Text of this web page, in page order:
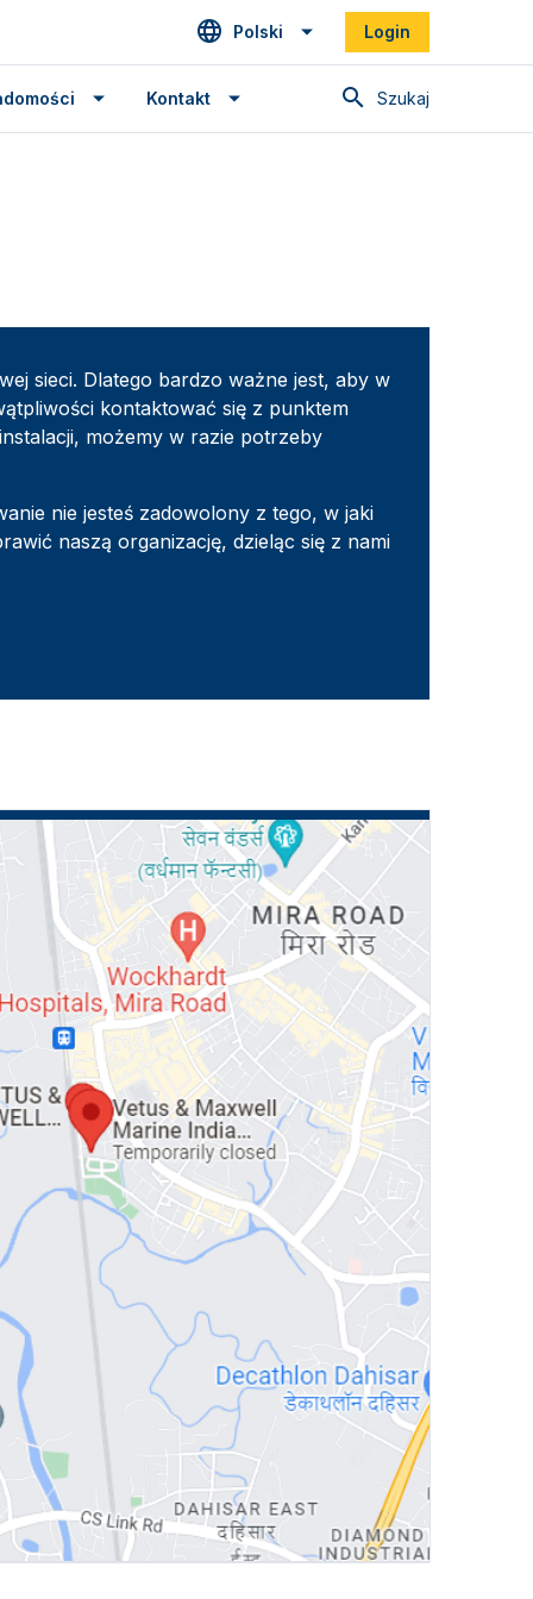
Polski Login
Szukaj
Kontakt
sieci. Dlatego bardzo ważne jest, aby w
kontaktować się z punktem
możemy w razie potrzeby
nie jesteś zadowolony z tego, w jaki
naszą organizację, dzieląc się z nami